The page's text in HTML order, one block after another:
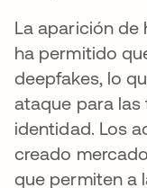
La aparición de
ha permitido
deepfakes, lo
ataque para
identidad. Los
creado
que permiten a